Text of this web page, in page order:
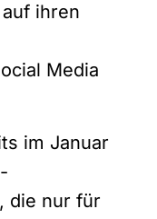
ihren
Media
im Januar
die nur für